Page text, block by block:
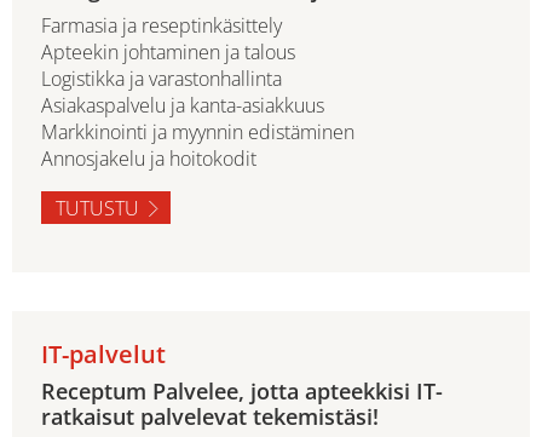
Farmasia ja reseptinkäsittely
Apteekin johtaminen ja talous
Logistikka ja varastonhallinta
Asiakaspalvelu ja kanta-asiakkuus
Markkinointi ja myynnin edistäminen
Annosjakelu ja hoitokodit
TUTUSTU
IT-palvelut
Receptum Palvelee, jotta apteekkisi IT-
ratkaisut palvelevat tekemistäsi!